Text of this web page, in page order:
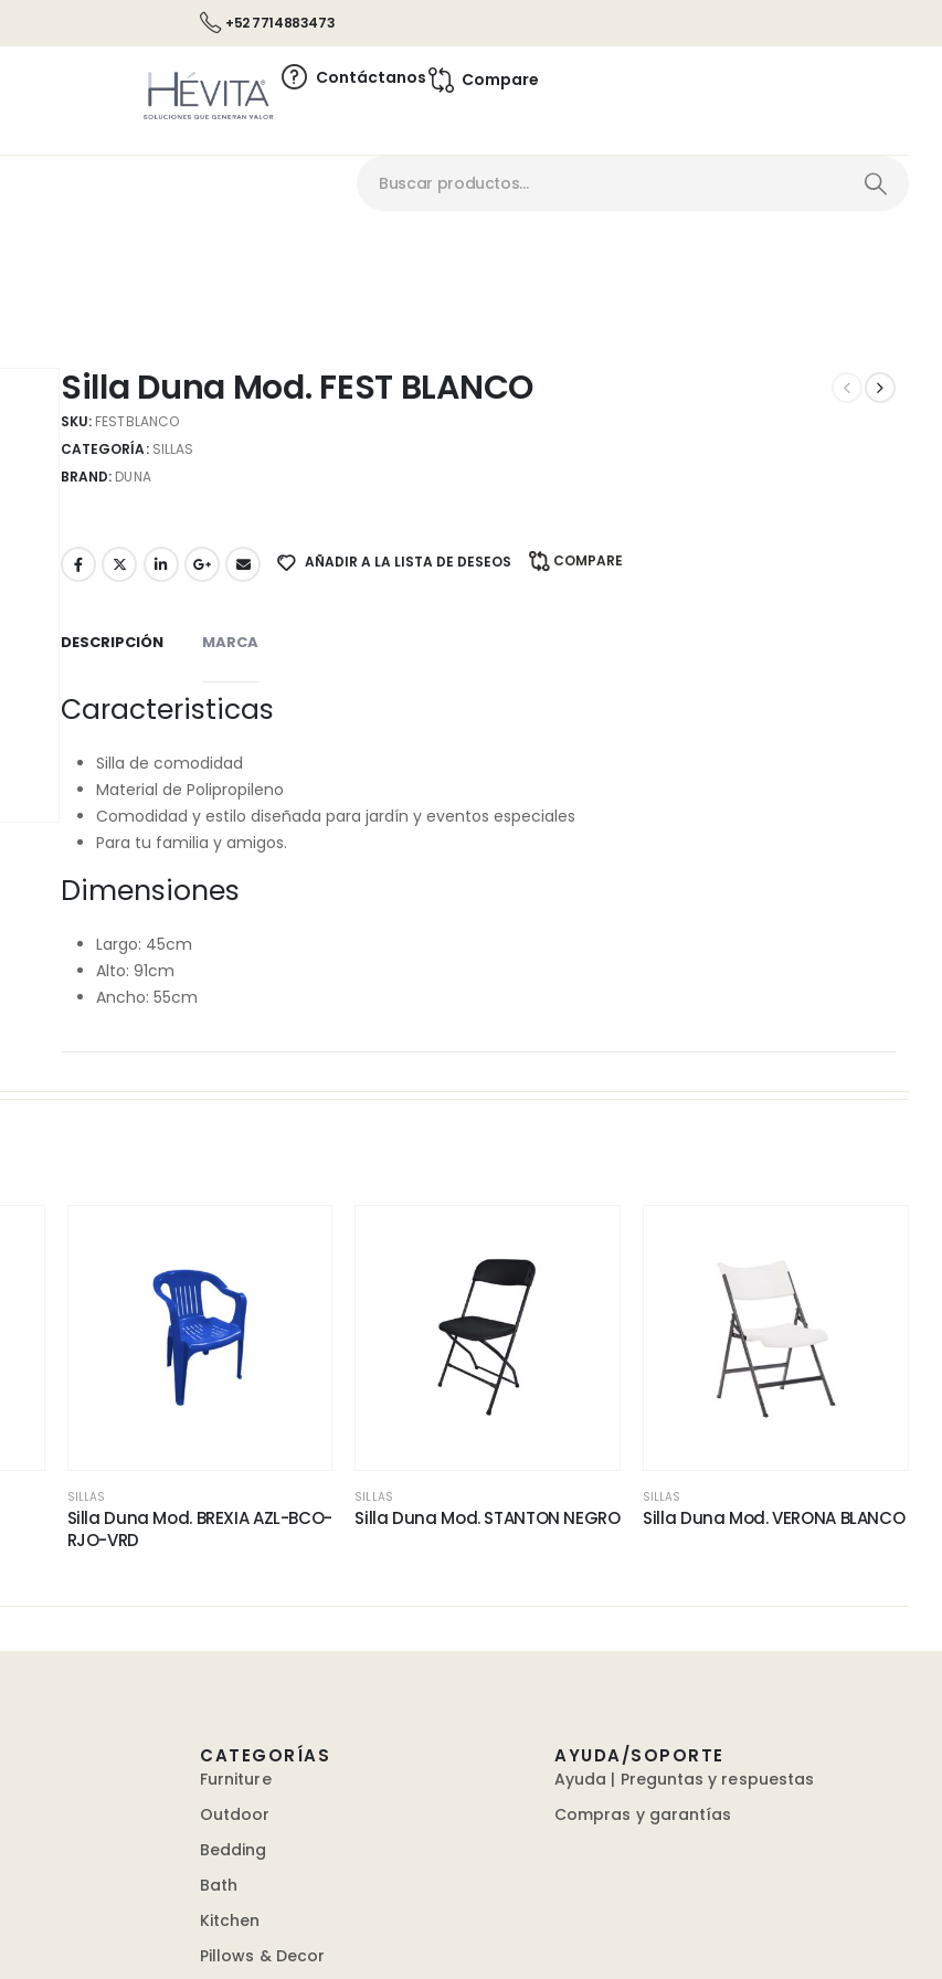
+52 7714883473
Contáctanos Compare
Silla Duna Mod. FEST BLANCO
SKU: FESTBLANCO
CATEGORÍA: SILLAS
BRAND: DUNA
AÑADIR A LA LISTA DE DESEOS COMPARE
DESCRIPCIÓN MARCA
Caracteristicas
Silla de comodidad
Material de Polipropileno
Comodidad y estilo diseñada para jardín y eventos especiales
Para tu familia y amigos.
Dimensiones
Largo: 45cm
Alto: 91cm
Ancho: 55cm
SILLAS
Silla Duna Mod. BREXIA AZL-BCO-
RJO-VRD
SILLAS
Silla Duna Mod. STANTON NEGRO
SILLAS
Silla Duna Mod. VERONA BLANCO
CATEGORÍAS
Furniture
Outdoor
Bedding
Bath
Kitchen
Pillows & Decor
AYUDA/SOPORTE
Ayuda | Preguntas y respuestas
Compras y garantías